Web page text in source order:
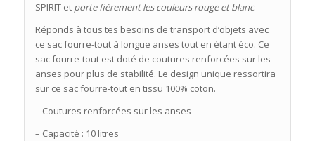
SPIRIT et porte fièrement les couleurs rouge et blanc.
Réponds à tous tes besoins de transport d’objets avec
ce sac fourre-tout à longue anses tout en étant éco. Ce
sac fourre-tout est doté de coutures renforcées sur les
anses pour plus de stabilité. Le design unique ressortira
sur ce sac fourre-tout en tissu 100% coton.
– Coutures renforcées sur les anses
– Capacité : 10 litres